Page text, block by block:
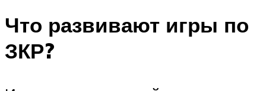
Что развивают игры по
ЗКР?